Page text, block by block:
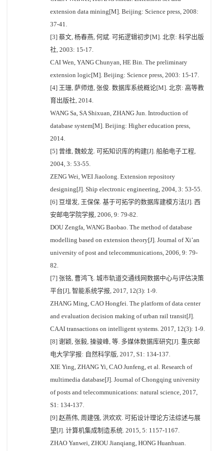
extension data mining[M]. Beijing: Science press, 2008:
37-41.
[3] 蔡文, 杨春燕, 何斌. 可拓逻辑初步[M]. 北京: 科学出版
社, 2003: 15-17.
CAI Wen, YANG Chunyan, HE Bin. The preliminary
extension logic[M]. Beijing: Science press, 2003: 15-17.
[4] 王珊, 萨师煊, 张俊. 数据库系统概论[M]. 北京: 高等教
育出版社, 2014.
WANG Sa, SA Shixuan, ZHANG Jun. Introduction of
database system[M]. Beijing: Higher education press,
2014.
[5] 曾维, 魏蛟龙. 可拓知识库的构建[J]. 船舶电子工程,
2004, 3: 53-55.
ZENG Wei, WEI Jiaolong. Extension repository
designing[J]. Ship electronic engineering, 2004, 3: 53-55.
[6] 豆增发, 王保保. 基于可拓学的数据库建模方法[J]. 西
安邮电学院学报, 2006, 9: 79-82.
DOU Zengfa, WANG Baobao. The method of database
modelling based on extension theory[J]. Journal of Xi’an
university of post and telecommunications, 2006, 9: 79-
82.
[7] 张铭, 曹鸿飞. 城市轨道交通线网数据中心与评估决策
平台[J], 智能系统学报, 2017, 12(3): 1-9.
ZHANG Ming, CAO Hongfei. The platform of data center
and evaluation decision making of urban rail transit[J].
CAAI transactions on intelligent systems. 2017, 12(3): 1-9.
[8] 谢颖, 张毅, 操骏峰, 等. 多媒体数据库研究[J]. 重庆邮
电大学学报: 自然科学版, 2017, S1: 134-137.
XIE Ying, ZHANG Yi, CAO Junfeng, et al. Research of
multimedia database[J]. Journal of Chongqing university
of posts and telecommunications: natural science, 2017,
S1: 134-137.
[9] 赵燕伟, 周建强, 洪欢欢. 可拓设计理论方法综述与展
望[J]. 计算机集成制造系统. 2015, 5: 1157-1167.
ZHAO Yanwei, ZHOU Jianqiang, HONG Huanhuan.